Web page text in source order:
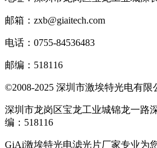
邮箱：zxb@giaitech.com
电话：0755-84536483
邮编：518116
©2008-2025 深圳市激埃特光电有限
深圳市龙岗区宝龙工业城锦龙一路
编：518116
GiAi激埃特光电滤光片厂家专业为